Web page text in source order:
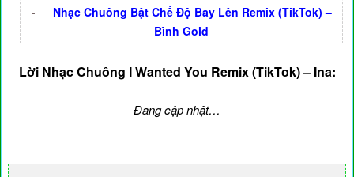
-
Nhạc Chuông Bật Chế Độ Bay Lên Remix (TikTok) –
Bình Gold
Lời Nhạc Chuông I Wanted You Remix (TikTok) – Ina:
Đang cập nhật…